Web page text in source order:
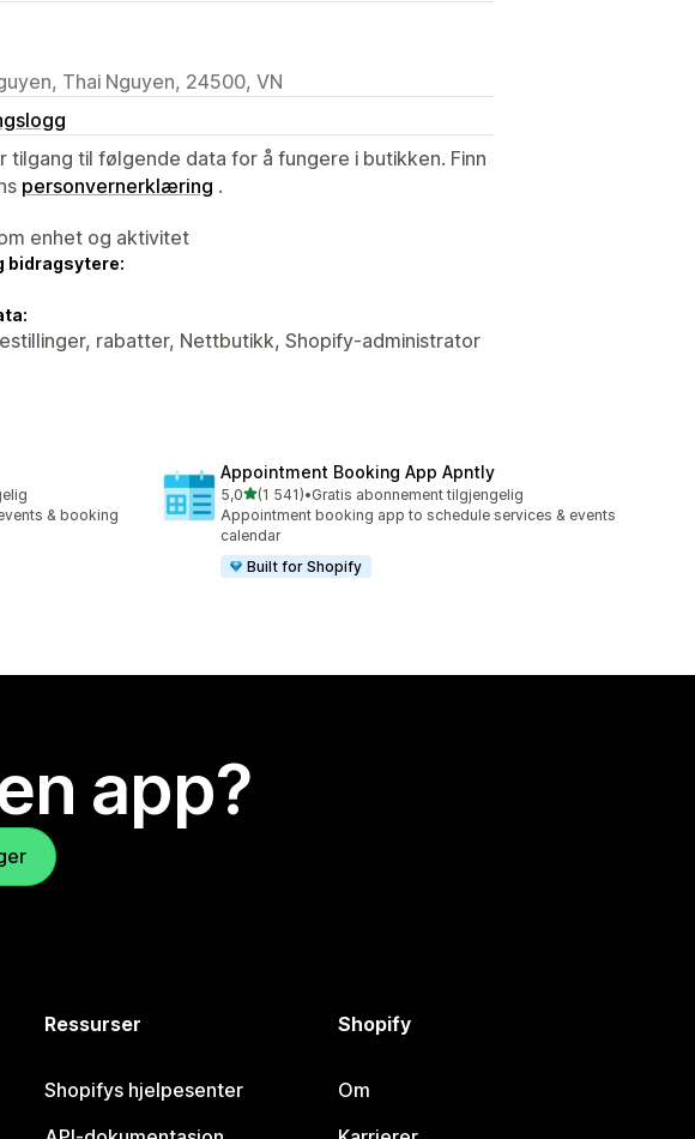
Thai Nguyen, 24500, VN
tilgang til følgende data for å fungere i butikken. Finn
personvernerklæring .
enhet og aktivitet
bidragsytere:
rabatter, Nettbutikk, Shopify-administrator
& booking
Appointment Booking App Apntly
5,0av 5 stjerner
(1 541)
Totalt 1541 omtaler
•Gratis abonnement tilgjengelig
Appointment booking app to schedule services & events
calendar
Built for Shopify
app?
Ressurser
Shopifys hjelpesenter
Shopify
Om